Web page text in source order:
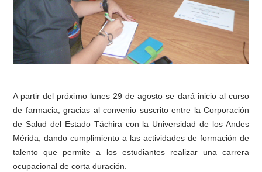
A partir del próximo lunes 29 de agosto se dará inicio al curso
de farmacia, gracias al convenio suscrito entre la Corporación
de Salud del Estado Táchira con la Universidad de los Andes
Mérida, dando cumplimiento a las actividades de formación de
talento que permite a los estudiantes realizar una carrera
ocupacional de corta duración.